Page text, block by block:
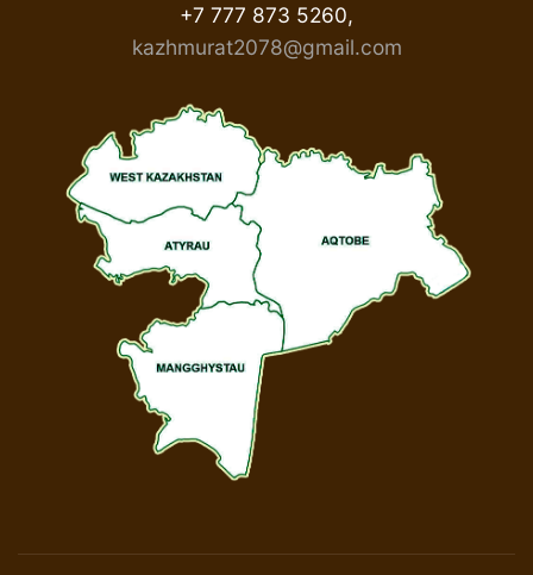
+7 777 873 5260,
kazhmurat2078@gmail.com